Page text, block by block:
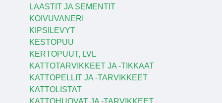
LAASTIT JA SEMENTIT
KOIVUVANERI
KIPSILEVYT
KESTOPUU
KERTOPUUT, LVL
KATTOTARVIKKEET JA -TIKKAAT
KATTOPELLIT JA -TARVIKKEET
KATTOLISTAT